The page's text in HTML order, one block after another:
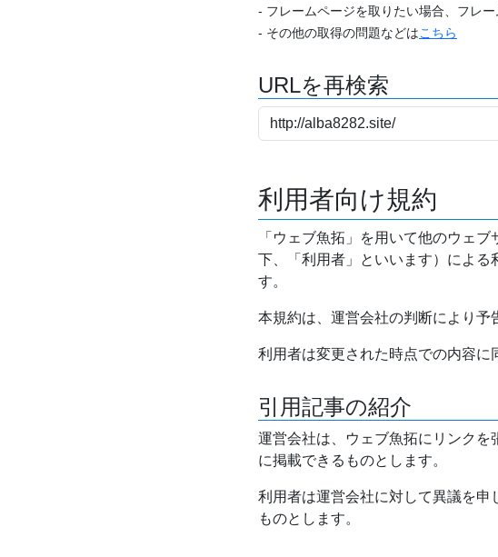
- フレームページを取りたい場合、フレ
- その他の取得の問題などはこちら
URLを再検索
利用者向け規約
「ウェブ魚拓」を用いて他のウェ
下、「利用者」といいます）による
す。
本規約は、運営会社の判断により予
利用者は変更された時点での内容に
引用記事の紹介
運営会社は、ウェブ魚拓にリンク
に掲載できるものとします。
利用者は運営会社に対して異議を
ものとします。